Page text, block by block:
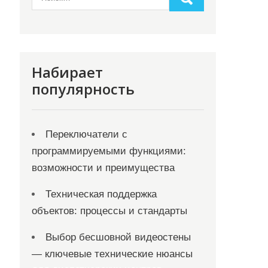
Набирает
популярность
Переключатели с
программируемыми функциями:
возможности и преимущества
Техническая поддержка
объектов: процессы и стандарты
Выбор бесшовной видеостены
— ключевые технические нюансы